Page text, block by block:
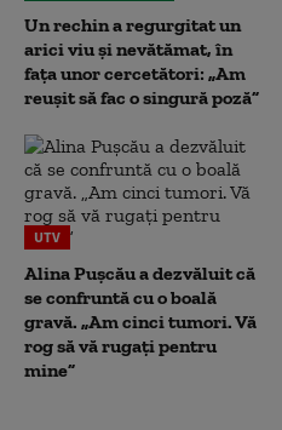
Un rechin a regurgitat un
arici viu și nevătămat, în
fața unor cercetători: „Am
reușit să fac o singură poză”
UTV
Alina Pușcău a dezvăluit că
se confruntă cu o boală
gravă. „Am cinci tumori. Vă
rog să vă rugați pentru
mine”